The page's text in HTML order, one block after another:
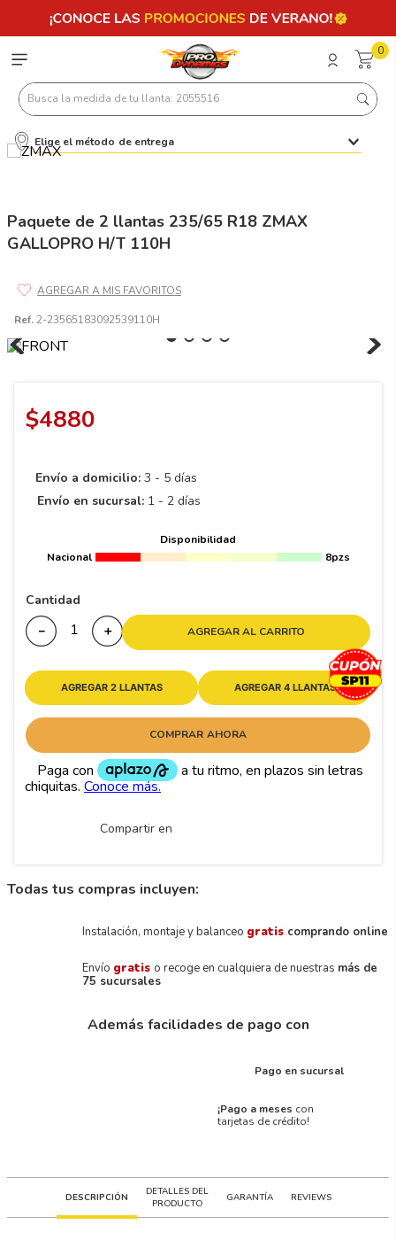
0
Busca la medida de tu llanta: 2055516
Elige el método de entrega
Paquete de 2 llantas 235/65 R18 ZMAX
GALLOPRO H/T 110H
Ref. 2-23565183092539110H
$4880
Envío a domicilio: 3 - 5 días
Envío en sucursal: 1 - 2 días
Disponibilidad
Nacional
8pzs
Cantidad
＋
－ AGREGAR AL CARRITO
AGREGAR 2 LLANTAS AGREGAR 4 LLANTAS
COMPRAR AHORA
Compartir en
Todas tus compras incluyen:
Instalación, montaje y balanceo gratis comprando online
Envío gratis o recoge en cualquiera de nuestras más de
75 sucursales
Además facilidades de pago con
Pago en sucursal
¡Pago a meses con
tarjetas de crédito!
DESCRIPCIÓN
DETALLES DEL
PRODUCTO
GARANTÍA REVIEWS
Términos más buscados
2
6 185